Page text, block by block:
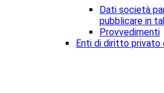
Dati società
pubblicare in
Provvedimenti
Enti di diritto